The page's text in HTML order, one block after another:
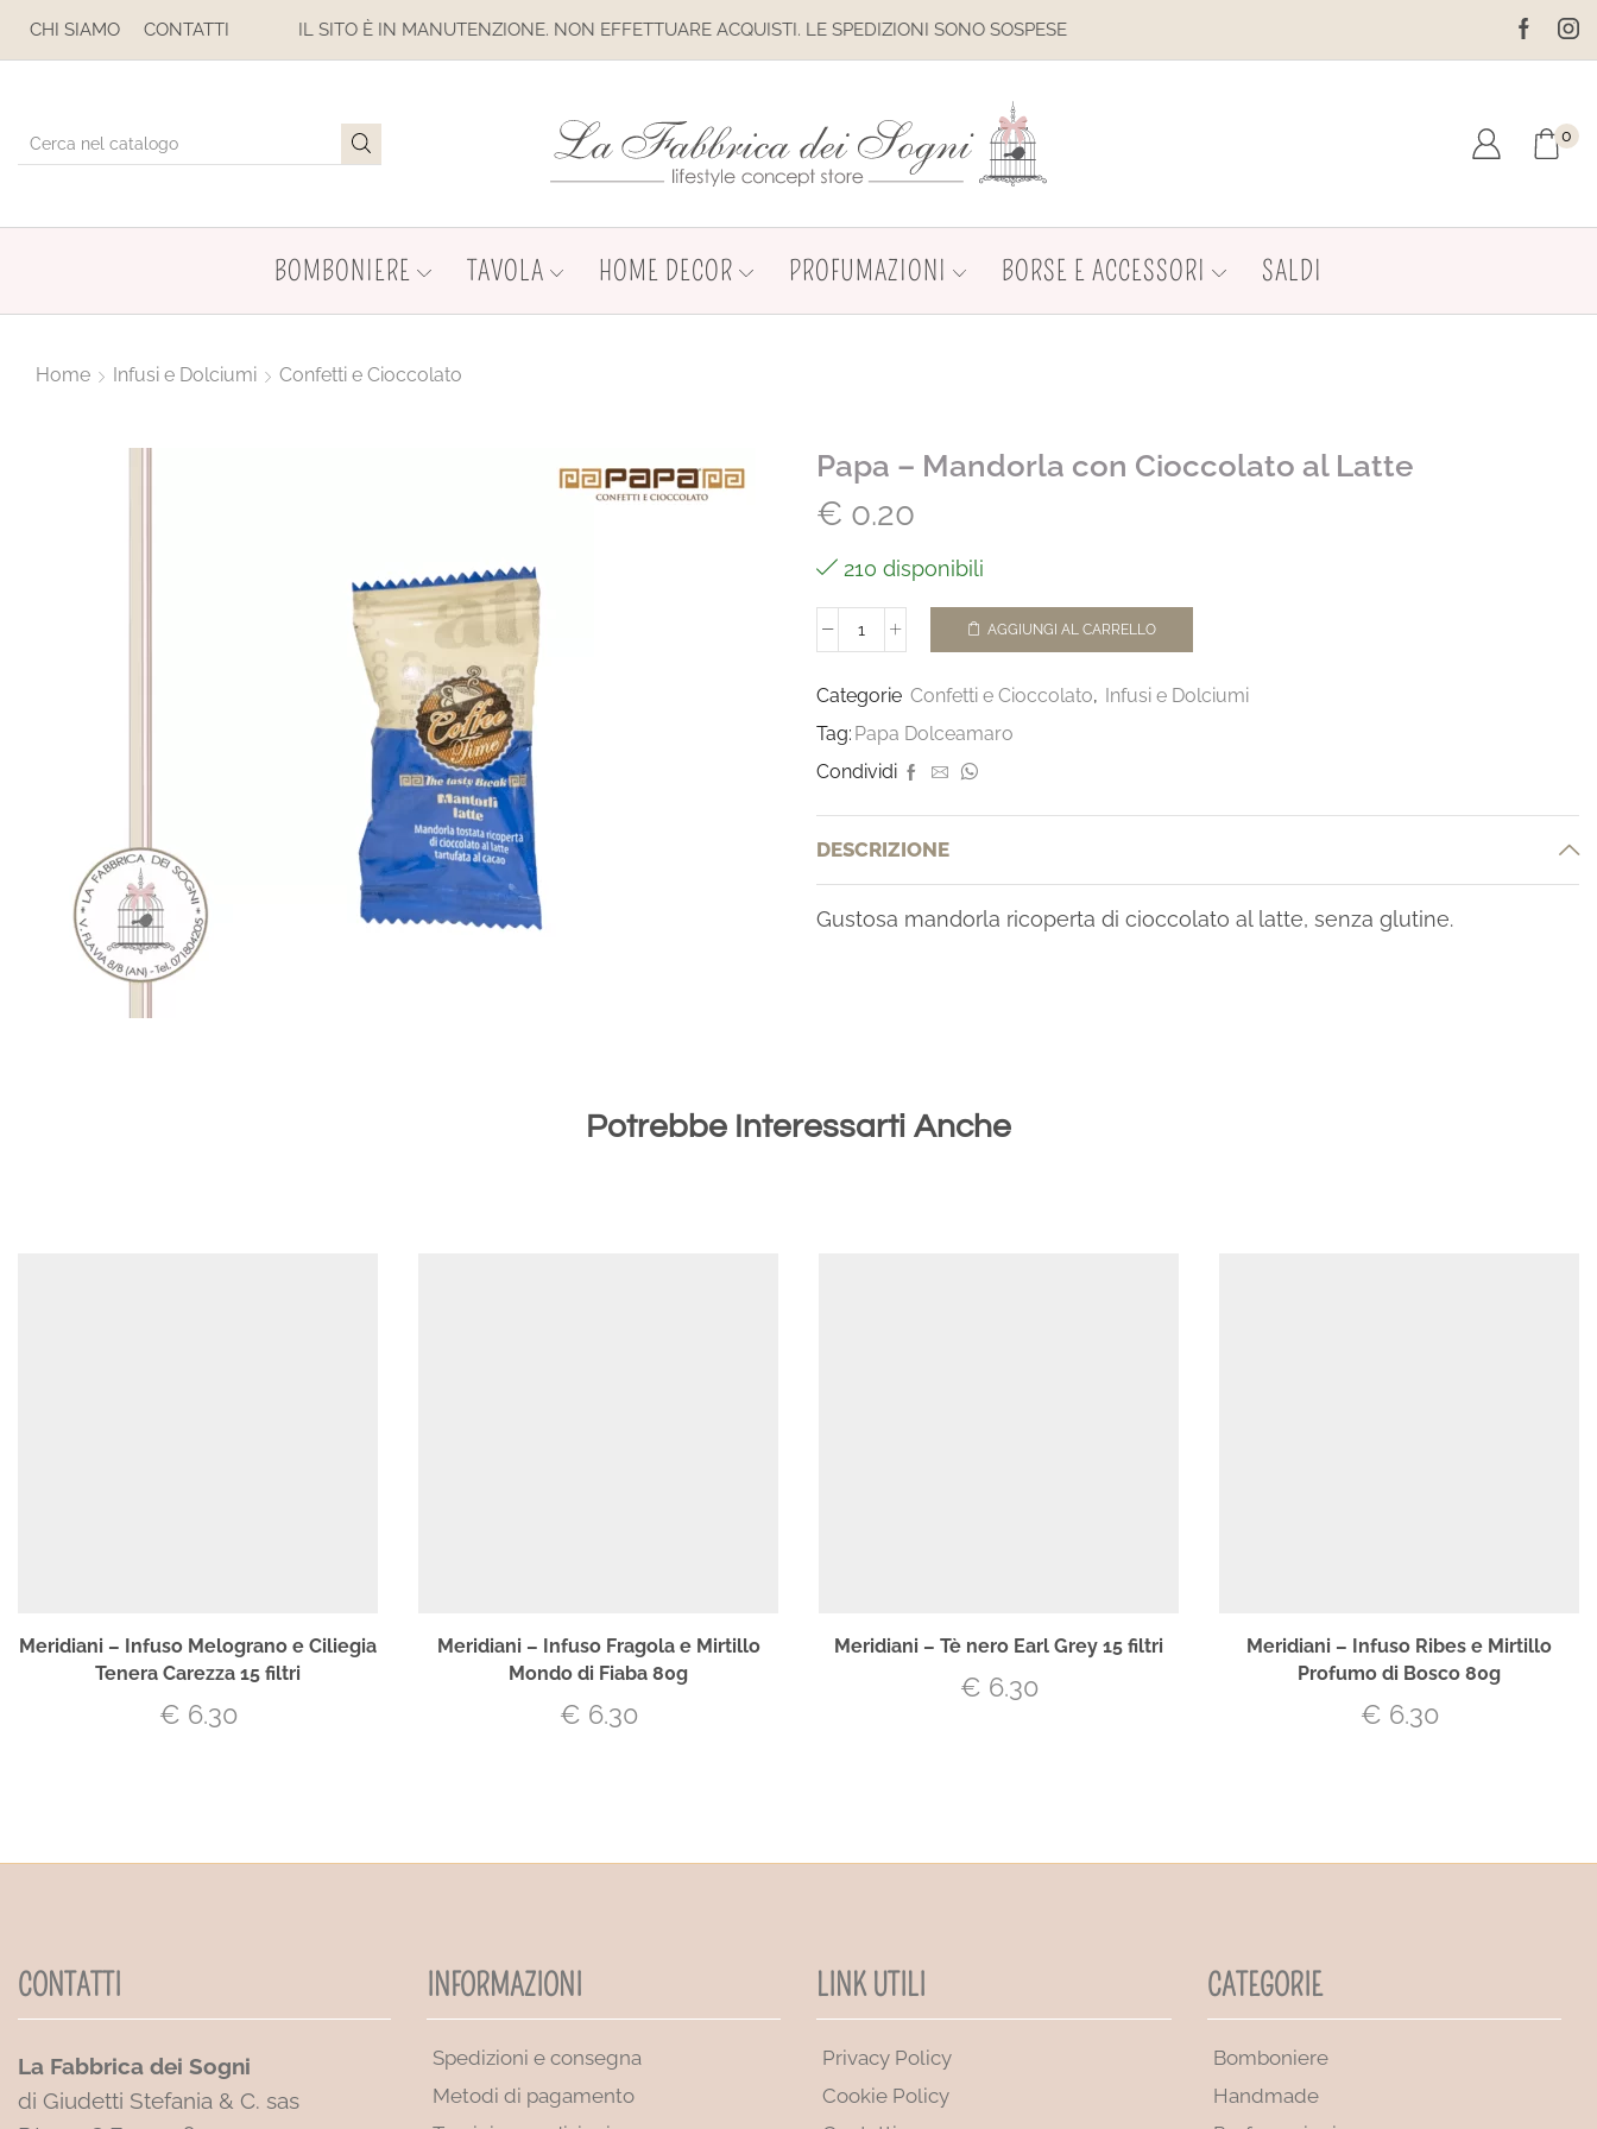
CHI SIAMO CONTATTI
SITO È IN MANUTENZIONE. NON EFFETTUARE ACQUISTI. LE SPEDIZIONI SONO SOSPESE IL SITO È IN MANUTENZIONE. NON EFFETTUARE ACQUISTI. LE
0
BOMBONIERE TAVOLA HOME DECOR PROFUMAZIONI BORSE E ACCESSORI SALDI
Home Infusi e Dolciumi Confetti e Cioccolato
Papa – Mandorla con Cioccolato al Latte
€ 0.20
210 disponibili
AGGIUNGI AL CARRELLO
Categorie Confetti e Cioccolato,
Infusi e Dolciumi
Tag: Papa Dolceamaro
Condividi
DESCRIZIONE
Gustosa mandorla ricoperta di cioccolato al latte, senza glutine.
Potrebbe Interessarti Anche
Meridiani – Infuso Melograno e Ciliegia
Tenera Carezza 15 filtri
€ 6.30
Meridiani – Infuso Fragola e Mirtillo
Mondo di Fiaba 80g
€ 6.30
Meridiani – Tè nero Earl Grey 15 filtri
€ 6.30
Meridiani – Infuso Ribes e Mirtillo
Profumo di Bosco 80g
€ 6.30
CONTATTI
La Fabbrica dei Sogni
di Giudetti Stefania & C. sas
INFORMAZIONI
Spedizioni e consegna
Metodi di pagamento
LINK UTILI
Privacy Policy
Cookie Policy
CATEGORIE
Bomboniere
Handmade